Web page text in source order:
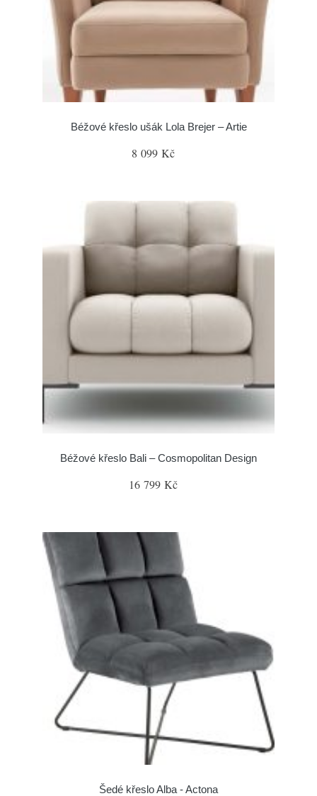
Béžové křeslo ušák Lola Brejer – Artie
8 099 Kč
Béžové křeslo Bali – Cosmopolitan Design
16 799 Kč
Šedé křeslo Alba - Actona